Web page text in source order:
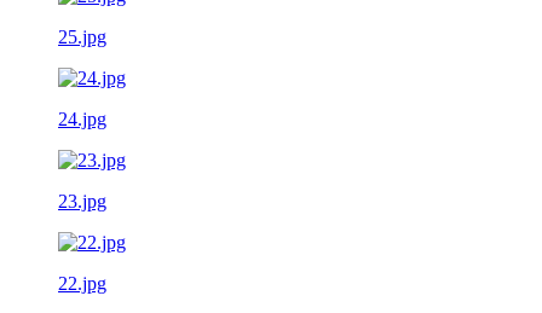
25.jpg
24.jpg
23.jpg
22.jpg